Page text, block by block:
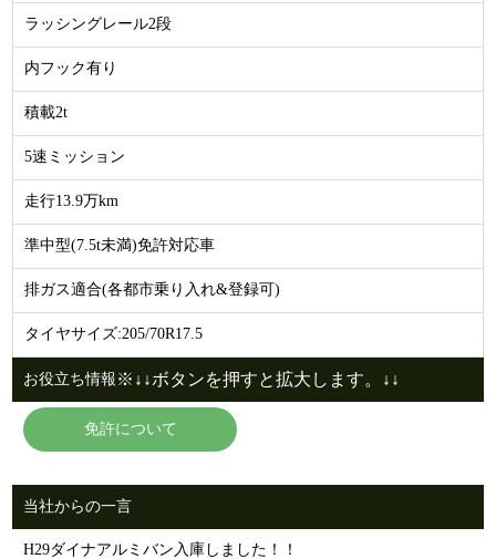
ラッシングレール2段
内フック有り
積載2t
5速ミッション
走行13.9万km
準中型(7.5t未満)免許対応車
排ガス適合(各都市乗り入れ&登録可)
タイヤサイズ:205/70R17.5
お役立ち情報 ※↓↓ボタンを押すと拡大します。↓↓
免許について
当社からの一言
H29ダイナアルミバン入庫しました！！